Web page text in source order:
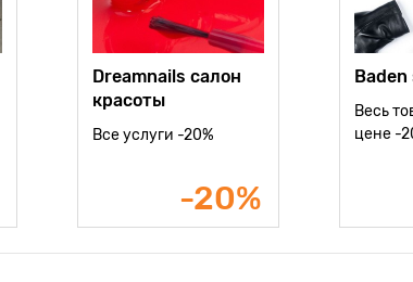
Dreamnails салон
красоты
Все услуги -20%
-20%
Весь
цене -